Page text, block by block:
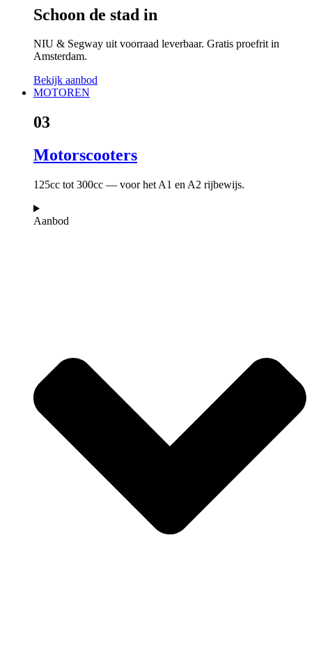
Schoon de stad in
NIU & Segway uit voorraad leverbaar. Gratis proefrit in
Amsterdam.
Bekijk aanbod
MOTOREN
03
Motorscooters
125cc tot 300cc — voor het A1 en A2 rijbewijs.
Aanbod